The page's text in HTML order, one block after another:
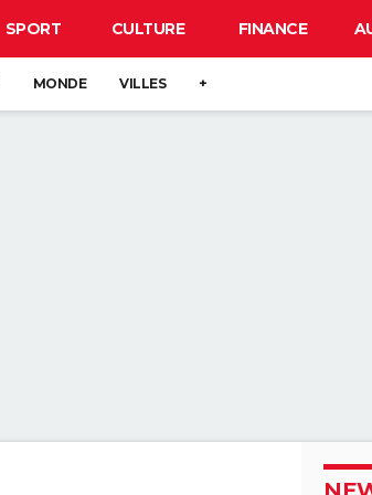
SPORT CULTURE FINANCE
MONDE VILLES +